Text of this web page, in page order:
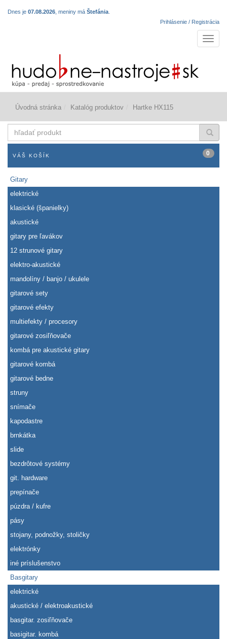
Dnes je 07.08.2026 , meniny má Štefánia
Prihlásenie / Registrácia
Úvodná stránka Katalóg produktov Hartke HX115
produkt
VÁŠ KOŠÍK 0
Gitary
elektrické
klasické (španielky)
akustické
gitary pre ľavákov
12 strunové gitary
elektro-akustické
mandolíny / banjo / ukulele
gitarové sety
gitarové efekty
multiefekty / procesory
gitarové zosiľňovače
kombá pre akustické gitary
gitarové kombá
gitarové bedne
struny
snímače
kapodastre
brnkátka
slide
bezdrôtové systémy
git. hardware
prepínače
púzdra / kufre
pásy
stojany, podnožky, stoličky
elektrónky
iné príslušenstvo
Basgitary
elektrické
akustické / elektroakustické
basgitar. zosiľňovače
basigitar. kombá